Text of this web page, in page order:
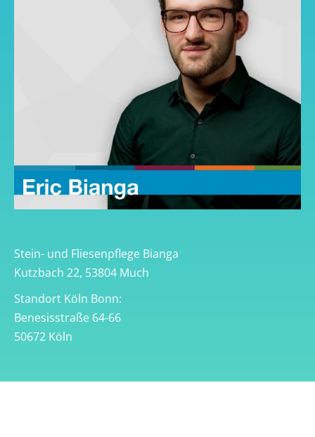
Stein- und Fliesenpflege Bianga
Kutzbach 22, 53804 Much
Standort Köln Bonn:
Benesisstraße 64-66
50672 Köln